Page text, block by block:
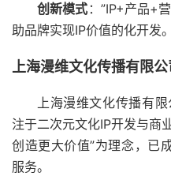
创新模式 ：”IP+产品+
助品牌实现IP价值的化开发。
上海漫维文化传播有限公
上海漫维文化传播有
注于二次元文化IP开发与商
创造更大价值”为理念，已
服务。